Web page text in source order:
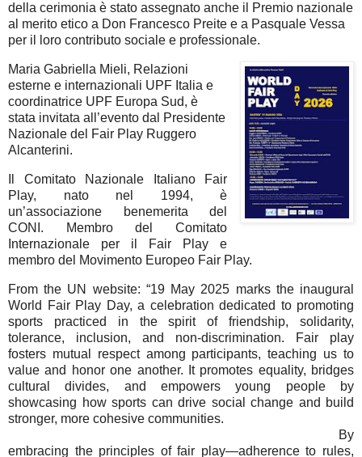
della cerimonia è stato assegnato anche il Premio nazionale
al merito etico a Don Francesco Preite e a Pasquale Vessa
per il loro contributo sociale e professionale.
Maria Gabriella Mieli, Relazioni
esterne e internazionali UPF Italia e
coordinatrice UPF Europa Sud, è
stata invitata all’evento dal Presidente
Nazionale del Fair Play Ruggero
Alcanterini.
Il Comitato Nazionale Italiano Fair
Play, nato nel 1994, è
un’associazione benemerita del
CONI. Membro del Comitato
Internazionale per il Fair Play e
membro del Movimento Europeo Fair Play.
From the UN website: “19 May 2025 marks the inaugural
World Fair Play Day, a celebration dedicated to promoting
sports practiced in the spirit of friendship, solidarity,
tolerance, inclusion, and non-discrimination. Fair play
fosters mutual respect among participants, teaching us to
value and honor one another. It promotes equality, bridges
cultural divides, and empowers young people by
showcasing how sports can drive social change and build
stronger, more cohesive communities.
By
embracing the principles of fair play—adherence to rules,